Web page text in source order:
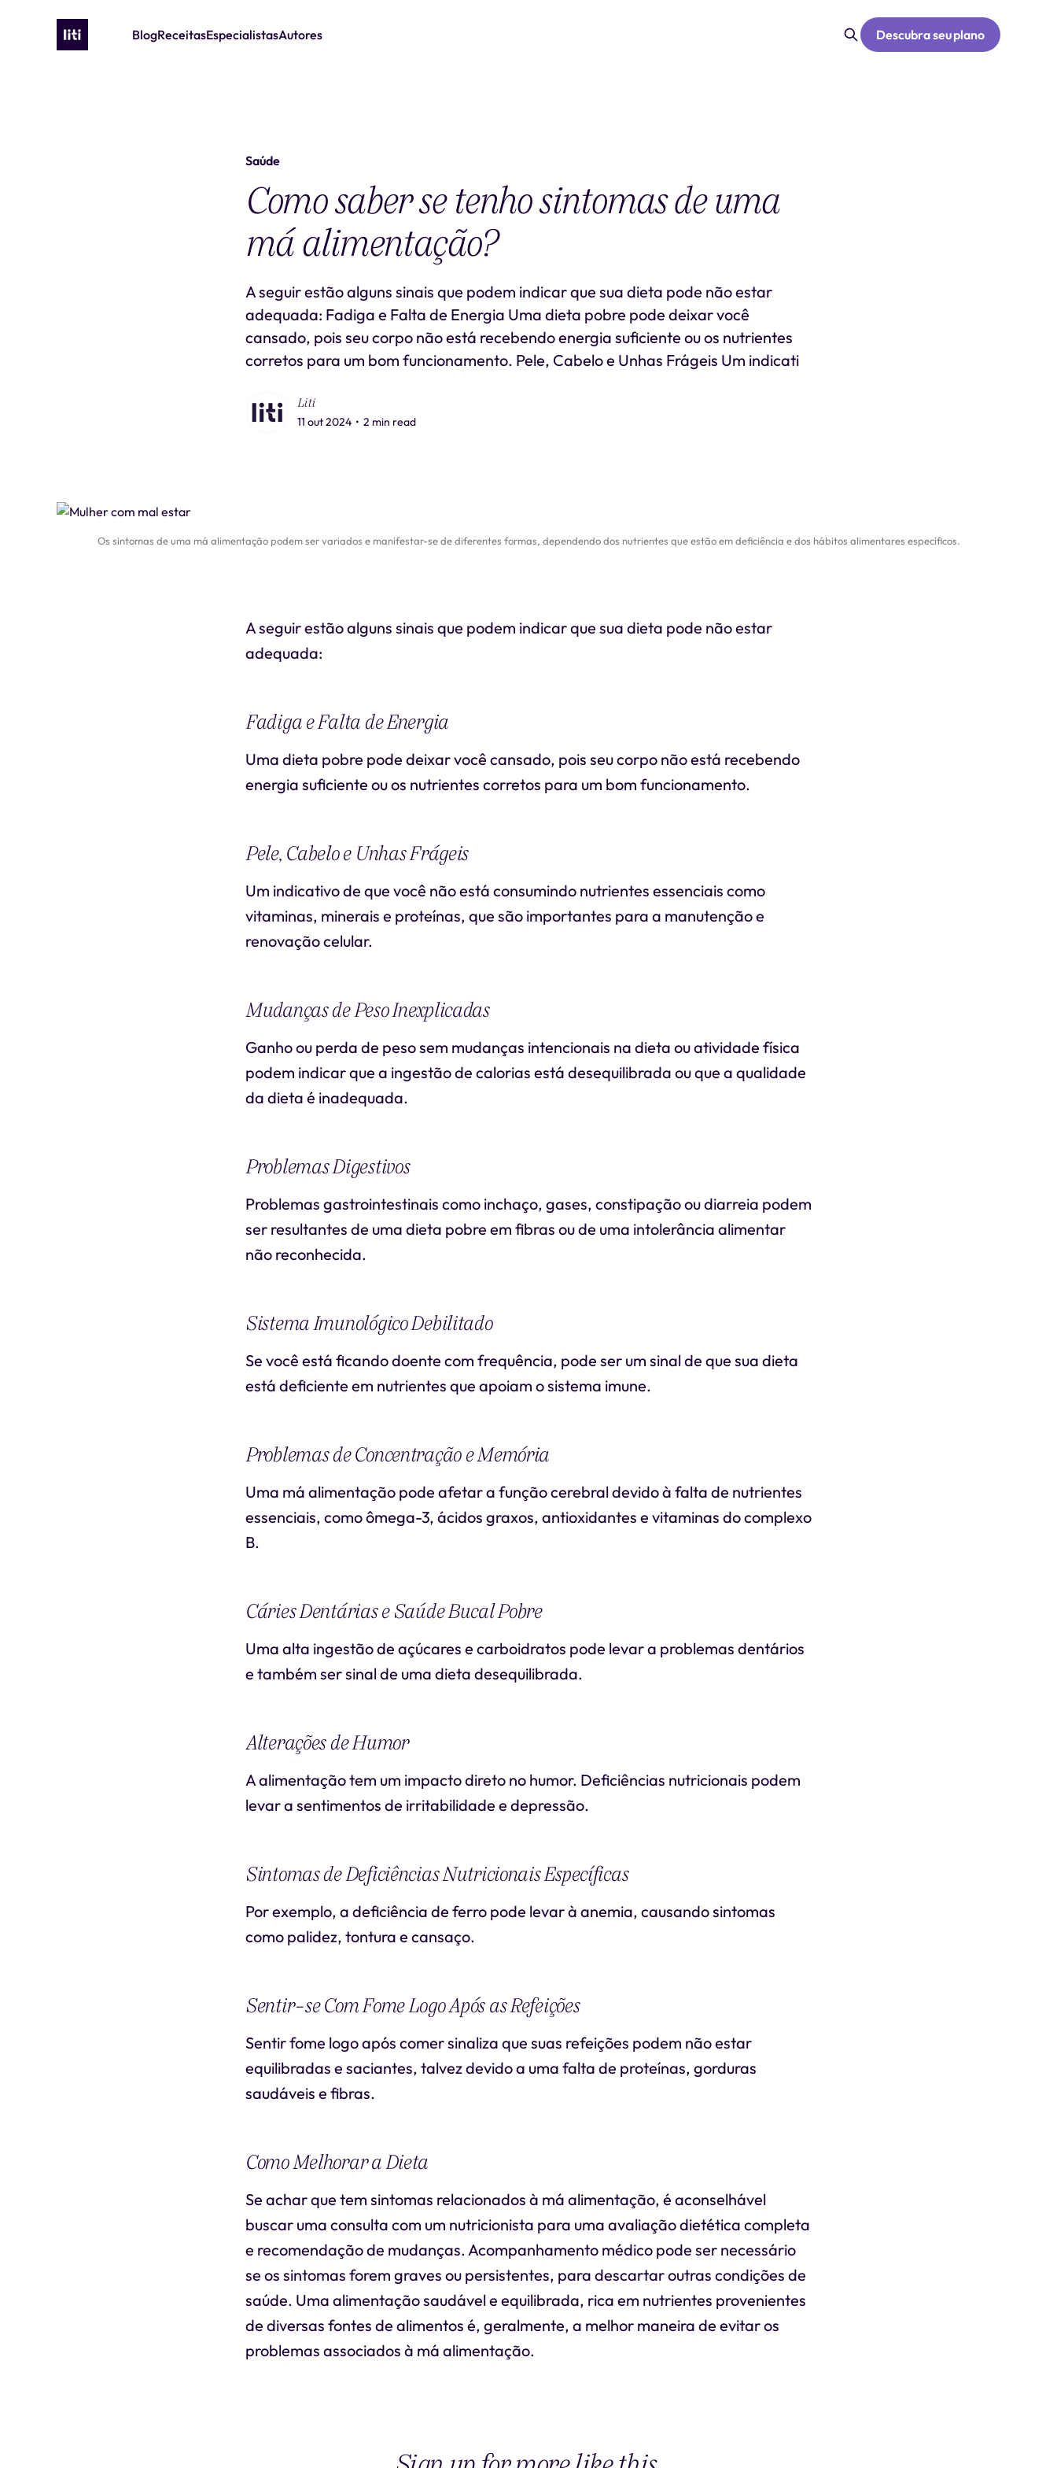
BlogReceitasEspecialistasAutores Descubra seu plano
Saúde
Como saber se tenho sintomas de uma
má alimentação?
A seguir estão alguns sinais que podem indicar que sua dieta pode não estar
adequada: Fadiga e Falta de Energia Uma dieta pobre pode deixar você
cansado, pois seu corpo não está recebendo energia suficiente ou os nutrientes
corretos para um bom funcionamento. Pele, Cabelo e Unhas Frágeis Um indicati
Liti
11 out 2024 • 2 min read
Os sintomas de uma má alimentação podem ser variados e manifestar-se de diferentes formas, dependendo dos nutrientes que estão em deficiência e dos hábitos alimentares específicos.
A seguir estão alguns sinais que podem indicar que sua dieta pode não estar
adequada:
Fadiga e Falta de Energia
Uma dieta pobre pode deixar você cansado, pois seu corpo não está recebendo
energia suficiente ou os nutrientes corretos para um bom funcionamento.
Pele, Cabelo e Unhas Frágeis
Um indicativo de que você não está consumindo nutrientes essenciais como
vitaminas, minerais e proteínas, que são importantes para a manutenção e
renovação celular.
Mudanças de Peso Inexplicadas
Ganho ou perda de peso sem mudanças intencionais na dieta ou atividade física
podem indicar que a ingestão de calorias está desequilibrada ou que a qualidade
da dieta é inadequada.
Problemas Digestivos
Problemas gastrointestinais como inchaço, gases, constipação ou diarreia podem
ser resultantes de uma dieta pobre em fibras ou de uma intolerância alimentar
não reconhecida.
Sistema Imunológico Debilitado
Se você está ficando doente com frequência, pode ser um sinal de que sua dieta
está deficiente em nutrientes que apoiam o sistema imune.
Problemas de Concentração e Memória
Uma má alimentação pode afetar a função cerebral devido à falta de nutrientes
essenciais, como ômega-3, ácidos graxos, antioxidantes e vitaminas do complexo
B.
Cáries Dentárias e Saúde Bucal Pobre
Uma alta ingestão de açúcares e carboidratos pode levar a problemas dentários
e também ser sinal de uma dieta desequilibrada.
Alterações de Humor
A alimentação tem um impacto direto no humor. Deficiências nutricionais podem
levar a sentimentos de irritabilidade e depressão.
Sintomas de Deficiências Nutricionais Específicas
Por exemplo, a deficiência de ferro pode levar à anemia, causando sintomas
como palidez, tontura e cansaço.
Sentir-se Com Fome Logo Após as Refeições
Sentir fome logo após comer sinaliza que suas refeições podem não estar
equilibradas e saciantes, talvez devido a uma falta de proteínas, gorduras
saudáveis e fibras.
Como Melhorar a Dieta
Se achar que tem sintomas relacionados à má alimentação, é aconselhável
buscar uma consulta com um nutricionista para uma avaliação dietética completa
e recomendação de mudanças. Acompanhamento médico pode ser necessário
se os sintomas forem graves ou persistentes, para descartar outras condições de
saúde. Uma alimentação saudável e equilibrada, rica em nutrientes provenientes
de diversas fontes de alimentos é, geralmente, a melhor maneira de evitar os
problemas associados à má alimentação.